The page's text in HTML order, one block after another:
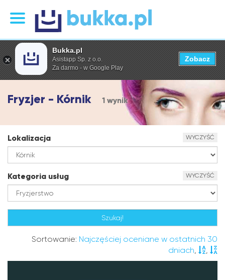
Fryzjer - Kórnik 1 wynik
Lokalizacja WYCZYŚĆ
Kategoria usług WYCZYŚĆ
Sortowanie: Najczęściej oceniane w ostatnich 30
dniach, ,
Bukka.pl
Asistapp Sp. z o.o.
Za darmo - w Google Play
Zobacz